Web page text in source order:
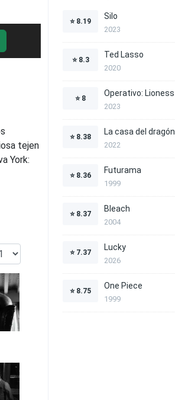
tejen
York:
⭐ 8.19
Silo
2023
⭐ 8.3
Ted Lasso
2020
⭐ 8
Operativo: Lioness
2023
⭐ 8.38
La casa del dragón
2022
⭐ 8.36
Futurama
1999
⭐ 8.37
Bleach
2004
⭐ 7.37
Lucky
2026
⭐ 8.75
One Piece
1999